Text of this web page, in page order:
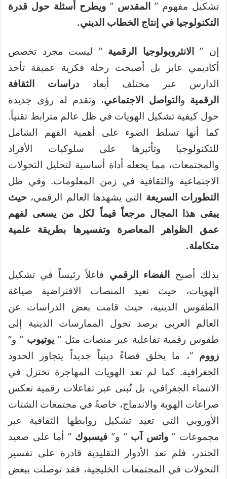
تشكيل مفهوم ”
المقدس ” ويطرح أسئلة حول قدرة
التكنولوجيا في إنتاج الخطاب الديني.
إن ” الانثروبولوجيا الرقمية ” ليست مجرد تخصص
أكاديمي عابر بل أصبحت رحلة فكرية عميقة تأخذ
الدارس عبر مختلف أبعاددراسات الثقافة
الرقمية و التواصل الاجتماعي، وتقدم له رؤى جديدة
حول كيفية تشكيل الهويات في ظل عالم مترابط تقنياً.
كما أنها تسلط الضوء على أهمية الفهم الشامل
للتكنولوجيا وتأثيرها على سلوكيات الأفراد
والمجتمعات، مما يجعله أداة أساسية لتحليل التحولات
الاجتماعية والثقافية في زمن المعلومات. وفي ظل
التطورات السريعة التي يشهدها العالم الرقمي، حيث
يبقى هذا المجال مرجعاً قيماً لكل من يسعى لفهم
عمق الظواهر المعاصرة وتفسيرها بطريقة علمية
متكاملة.
بذلك أصبح الفضاء الرقمي فاعلاً رئيساً في تشكيل
الهويات، حيث تعيد المنصات الافتراضية صياغة
الطقوس الدينية، حيث قامت بعض الدراسات عن
العالم العربي برصد تحول الممارسات الدينية إلى
طقوس رقمية تفاعلية عبر منصات مثل ”يوتيوب ” و”
زووم “، ما يخلق فضاءً دينياً جديداً يتجاوز الحدود
الجغرافية. كما لم تعد الهويات المهاجرة تختزل في
الانتماء الجغرافي، بل تُبنى عبر تفاعلات رقمية تعكس
صراعات الهوية والاندماج، خاصةً في مجتمعات الشتات
الأوروبي التي تعيد تشكيل روابطها الثقافية عبر
مجموعات ”واتس آب ” و” فيسبوك ” أما على صعيد
الجندر، فلم تعد الأدوار التقليدية قادرة على تفسير
التحولات في المجتمعات الخليجية، فقد توصلت ببعض